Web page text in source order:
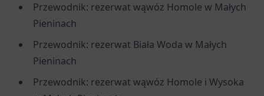
Przewodnik: rezerwat wąwóz Homole w Małych
Pieninach
Przewodnik: rezerwat Biała Woda w Małych
Pieninach
Przewodnik: rezerwat wąwóz Homole i Wysoka